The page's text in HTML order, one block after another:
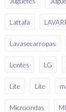
Lattafa
Lavasecarropas
Lentes LG
Lite Lite
Microondas